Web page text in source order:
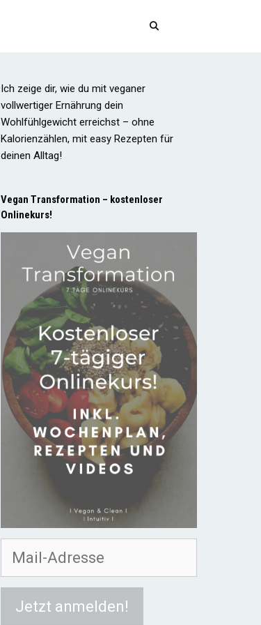
Ich zeige dir, wie du mit veganer
vollwertiger Ernährung dein
Wohlfühlgewicht erreichst – ohne
Kalorienzählen, mit easy Rezepten für
deinen Alltag!
Vegan Transformation – kostenloser
Onlinekurs!